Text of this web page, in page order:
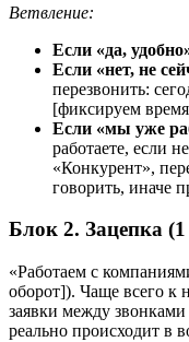
Ветвление:
Если «да,
Если «нет, не
перезвонить:
[фиксируем
Если «мы уже
работаете, если
«Конкурент»,
говорить, иначе
Блок 2. Зацепка
«Работаем с
оборот]). Чаще всего к
заявки между
реально происходит в